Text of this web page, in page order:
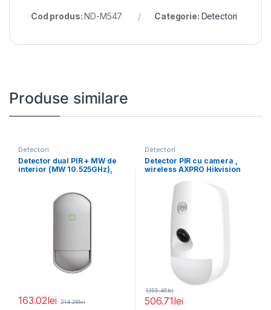
Cod produs:ND-M547 Categorie: Detectori
Produse similare
Detectori
Detector dual PIR + MW de
interior (MW 10.525GHz),
163.02lei 214.28lei
Detectori
Detector PIR cu camera ,
wireless AXPRO Hikvision
frecventa
506.71lei
1,155.45lei